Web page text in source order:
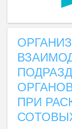
ПРИ